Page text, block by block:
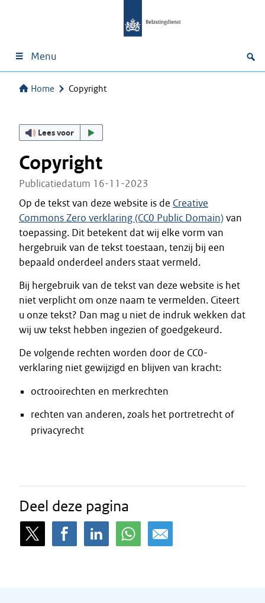
Menu
Home Copyright
Lees voor
Copyright
Publicatiedatum 16-11-2023
Op de tekst van deze website is de Creative
Commons Zero verklaring (CC0 Public Domain)van
toepassing. Dit betekent dat wij elke vorm van
hergebruik van de tekst toestaan, tenzij bij een
bepaald onderdeel anders staat vermeld.
Bij hergebruik van de tekst van deze website is het
niet verplicht om onze naam te vermelden. Citeert
u onze tekst? Dan mag u niet de indruk wekken dat
wij uw tekst hebben ingezien of goedgekeurd.
De volgende rechten worden door de CC0-
verklaring niet gewijzigd en blijven van kracht:
octrooirechten en merkrechten
rechten van anderen, zoals het portretrecht of
privacyrecht
Deel deze pagina